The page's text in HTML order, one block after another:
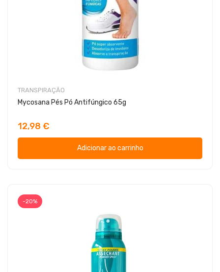
TRANSPIRAÇÃO
Mycosana Pés Pó Antifúngico 65g
12,98 €
Adicionar ao carrinho
-20%